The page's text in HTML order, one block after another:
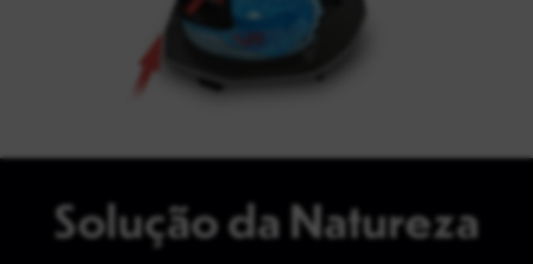
Solução da Natureza